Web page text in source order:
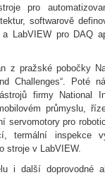
pro
softwarově
LabVIEW pro DAQ
z pražské pobočky
Challenges“. Poté
firmy National
průmyslu,
servomotory pro
termální inspekce
stroje v LabVIEW.
i další doprovodné